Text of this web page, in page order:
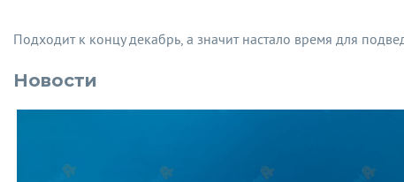
Подходит к концу декабрь, а значит настало время для
Новости